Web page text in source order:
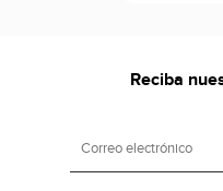
Reciba